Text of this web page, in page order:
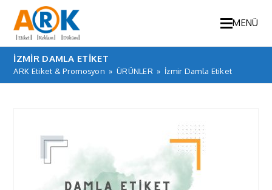
MENÜ
İZMIR DAMLA ETIKET
ARK Etiket & Promosyon » ÜRÜNLER » İzmir Damla Etiket